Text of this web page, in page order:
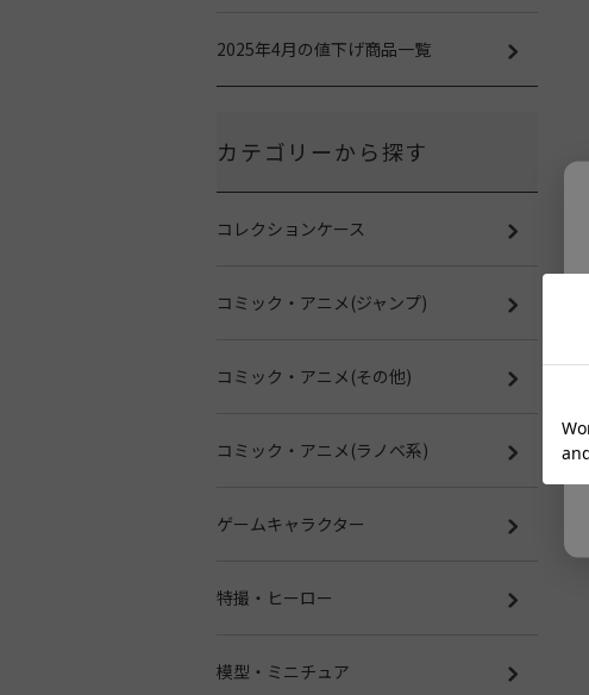
2025年4月の値下げ商品一覧
カテゴリーから探す
コレクションケース
コミック・アニメ(ジャンプ)
コミック・アニメ(その他)
コミック・アニメ(ラノベ系)
ゲームキャラクター
特撮・ヒーロー
模型・ミニチュア